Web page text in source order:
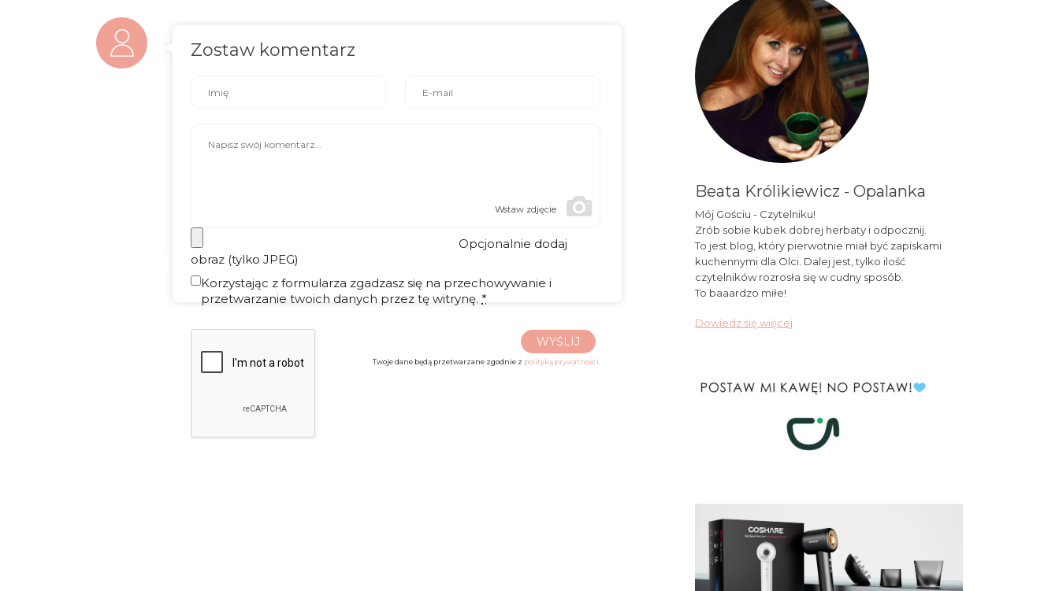
Zostaw komentarz
Wstaw zdjęcie
Opcjonalnie dodaj
obraz (tylko JPEG)
Korzystając z formularza zgadzasz się na przechowywanie i
przetwarzanie twoich danych przez tę witrynę. *
WYŚLIJ
Twoje dane będą przetwarzane zgodnie z polityką prywatności.
Beata Królikiewicz - Opalanka
Mój Gościu - Czytelniku!
Zrób sobie kubek dobrej herbaty i odpocznij.
To jest blog, który pierwotnie miał być zapiskami
kuchennymi dla Olci. Dalej jest, tylko ilość
czytelników rozrosła się w cudny sposób.
To baaardzo miłe!
Dowiedz się więcej